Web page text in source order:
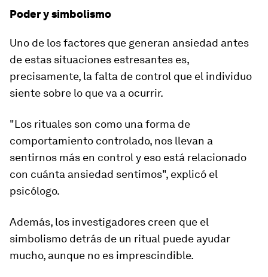
Poder y simbolismo
Uno de los factores que generan ansiedad antes
de estas situaciones estresantes es,
precisamente, la falta de control que el individuo
siente sobre lo que va a ocurrir.
"Los rituales son como una forma de
comportamiento controlado, nos llevan a
sentirnos más en control y eso está relacionado
con cuánta ansiedad sentimos", explicó el
psicólogo.
Además, los investigadores creen que el
simbolismo detrás de un ritual puede ayudar
mucho, aunque no es imprescindible.